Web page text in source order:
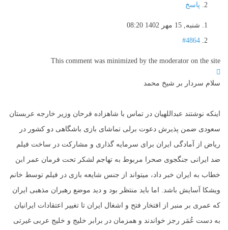
پاسخ
شنبه, 15 مهر 1402 08:20
#4864
This comment was minimized by the moderator on the site
سلام سردار بر شیخ محمد
اینکه نوشتند عبداللهیان در تماس با شاهزاده فرحان وزیر خارجه عربستان
سعودی ضمن پذیرش دعوت برلی تماشای بازی باشگاهی دو کشور در
ریاض از آمادگی ایران برای سرمایه گذاری و مشارکت در ساخت فیلم
ضد ایرانی جنگجوی صحرا مربوط به تهاجم لشکر تحت فرمان عمر ابن
خطاب به ایران خبر داد، میتواند از جنس شایعه بازی در فیلم توسط خانم
ویشکا آسایش باشد. اما باید منتظر بود و دید موضع رهبران مذهبی ایران
که عمری بر منبر از افتخار فتح و اشغال ایران تا تغییر اعتقادات ایرانیان
به دست عُمَر رجز خواندند و همزمان در برابر خلیج و خلیج عربی غیرتی